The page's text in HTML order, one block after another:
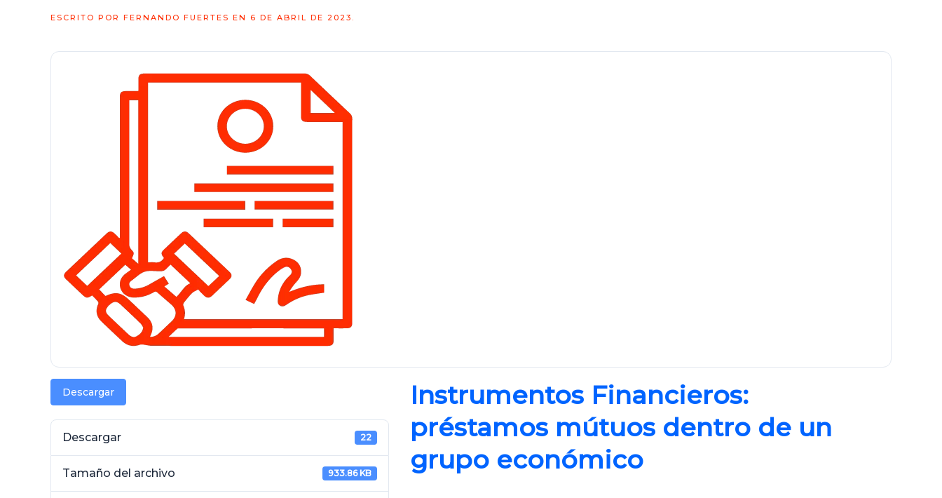
ESCRITO POR FERNANDO FUERTES EN 6 DE ABRIL DE 2023 .
Descargar
Descargar 22
Tamaño del archivo 933.86 KB
Instrumentos Financieros:
préstamos mútuos dentro de un
grupo económico